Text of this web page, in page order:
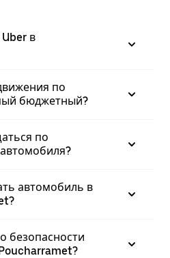
в
по
бюджетный?
по
автомобиль в
безопасности